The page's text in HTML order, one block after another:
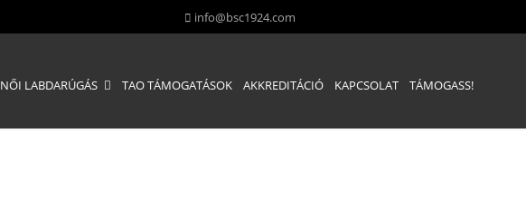
info@bsc1924.com
NŐI LABDARÚGÁS TAO TÁMOGATÁSOK AKKREDITÁCIÓ KAPCSOLAT TÁMOGASS!